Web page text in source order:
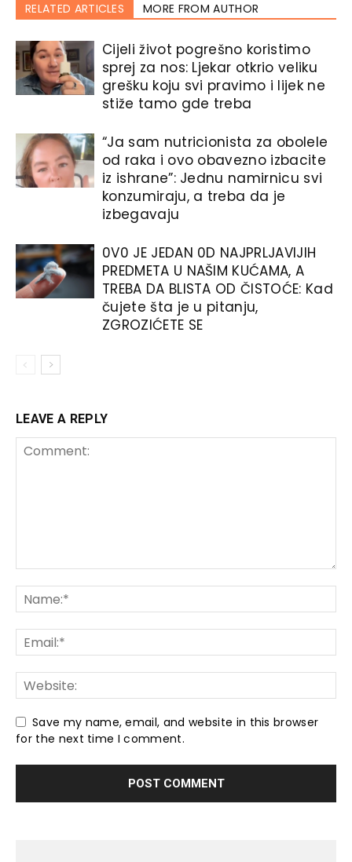
RELATED ARTICLES MORE FROM AUTHOR
Cijeli život pogrešno koristimo
sprej za nos: Ljekar otkrio veliku
grešku koju svi pravimo i lijek ne
stiže tamo gde treba
“Ja sam nutricionista za obolele
od raka i ovo obavezno izbacite
iz ishrane”: Jednu namirnicu svi
konzumiraju, a treba da je
izbegavaju
0V0 JE JEDAN 0D NAJPRLJAVIJIH
PREDMETA U NAŠIM KUĆAMA, A
TREBA DA BLISTA OD ČISTOĆE: Kad
čujete šta je u pitanju,
ZGROZIĆETE SE
LEAVE A REPLY
Save my name, email, and website in this browser
for the next time I comment.